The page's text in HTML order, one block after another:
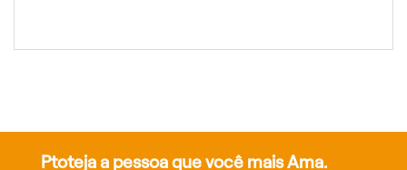
Ptoteja a pessoa que você mais Ama.